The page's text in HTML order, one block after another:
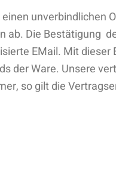
unverbindlichen
ab. Die Bestätigung
EMail. Mit dieser
der Ware. Unsere
so gilt die